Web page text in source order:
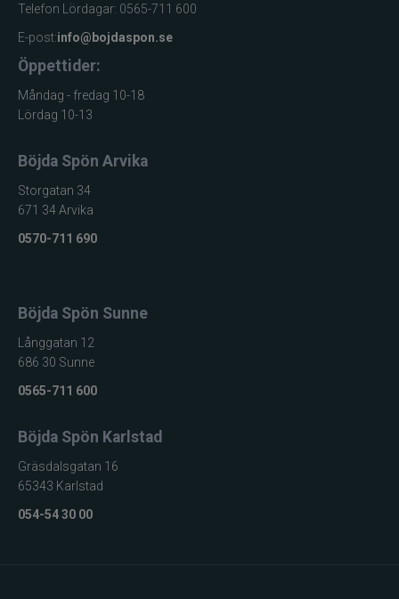
Telefon Lördagar: 0565-711 600
E-post:info@bojdaspon.se
Öppettider:
Måndag - fredag 10-18
Lördag 10-13
Böjda Spön Arvika
Storgatan 34
671 34 Arvika
0570-711 690
Böjda Spön Sunne
Långgatan 12
686 30 Sunne
0565-711 600
Böjda Spön Karlstad
Gräsdalsgatan 16
65343 Karlstad
054-54 30 00